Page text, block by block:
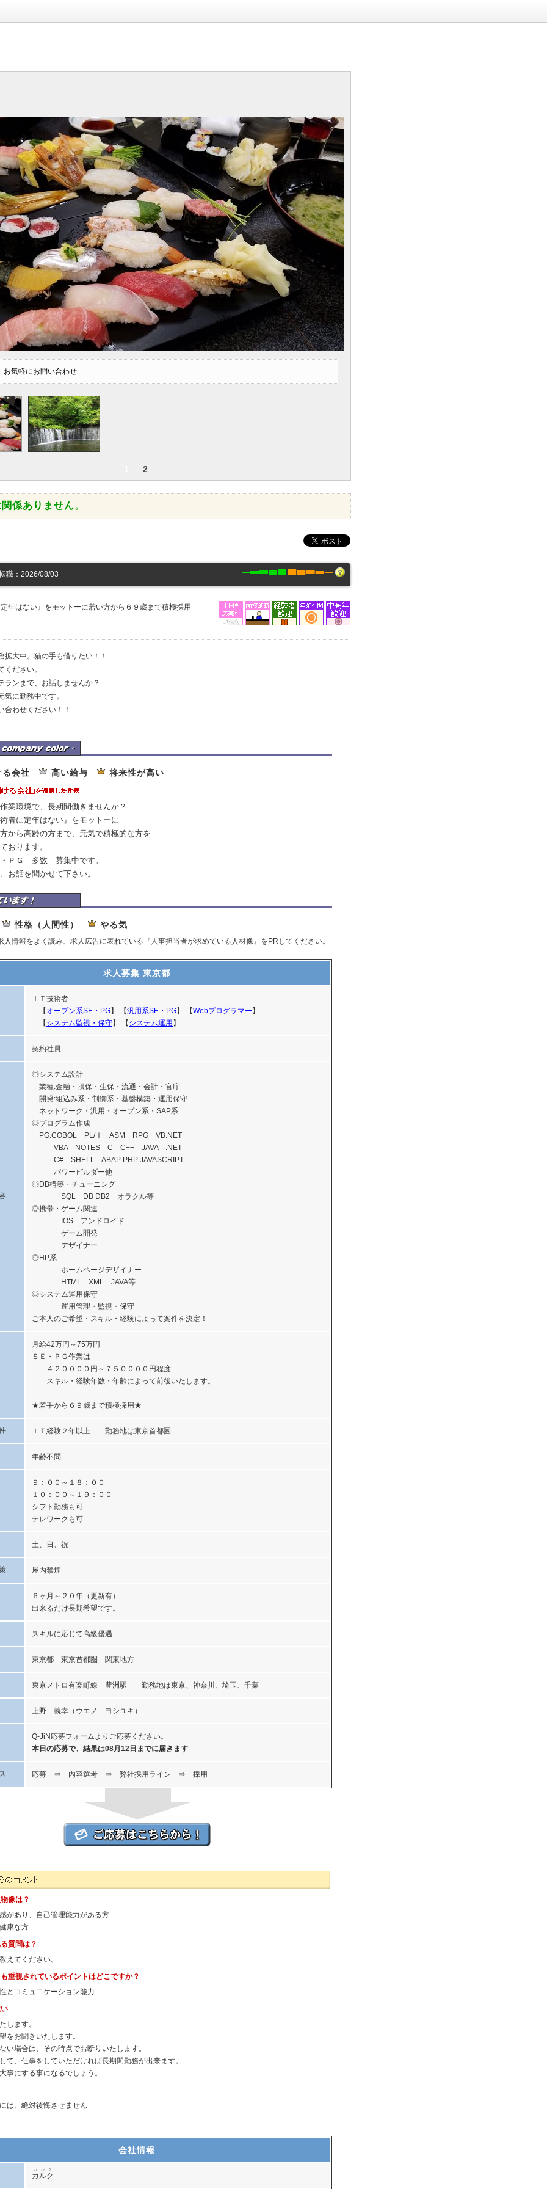
気軽にお問い合わせ
2
関係ありません。
職：2026/08/03
年はない』をモットーに若い方から６９歳まで積極採用
拡大中。猫の手も借りたい！！
ください。
ランまで、お話しませんか？
気に勤務中です。
合わせください！！
る会社 高い給与 将来性が高い
業環境で、長期間働きませんか？
術者に定年はない』をモットーに
から高齢の方まで、元気で積極的な方を
おります。
・ＰＧ 多数 募集中です。
お話を聞かせて下さい。
ています
性格（人間性） やる気
情報をよく読み、求人広告に表れている『人事担当者が求めている人材像』をPRしてください。
求人募集 東京都
ＩＴ技術者
【 オープン系SE・PG】 【汎用系SE・PG】 【Webプログラマー 】
【 システム監視・保守】 【 システム運用 】
契約社員
◎システム設計
業種:金融・損保・生保・流通・会計・官庁
開発:組込み系・制御系・基盤構築・運用保守
ネットワーク・汎用・オープン系・SAP系
◎プログラム作成
PG:COBOL PL/Ⅰ ASM RPG VB.NET
VBA NOTES C C++ JAVA .NET
C# SHELL ABAP PHP JAVASCRIPT
パワービルダー他
◎DB構築・チューニング
SQL DB DB2 オラクル等
◎携帯・ゲーム関連
IOS アンドロイド
ゲーム開発
デザイナー
◎HP系
ホームページデザイナー
HTML XML JAVA等
◎システム運用保守
運用管理・監視・保守
ご本人のご希望・スキル・経験によって案件を決定！
月給42万円～75万円
ＳＥ・ＰＧ作業は
４２００００円～７５００００円程度
スキル・経験年数・年齢によって前後いたします。
★若手から６９歳まで積極採用★
ＩＴ経験２年以上 勤務地は東京首都圏
年齢不問
９：００～１８：００
１０：００～１９：００
シフト勤務も可
テレワークも可
土、日、祝
屋内禁煙
６ヶ月～２０年（更新有）
出来るだけ長期希望です。
スキルに応じて高級優遇
東京都 東京首都圏 関東地方
東京メトロ有楽町線 豊洲駅 勤務地は東京、神奈川、埼玉、千葉
上野 義幸（ウエノ ヨシユキ）
Q-JiN応募フォームよりご応募ください。
本日の応募で、結果は08月12日までに届きます
応募 ⇒ 内容選考 ⇒ 弊社採用ライン ⇒ 採用
像は？
があり、自己管理能力がある方
康な方
質問は？
えてください。
重視されているポイントはどこですか？
とコミュニケーション能力
します。
をお聞きいたします。
い場合は、その時点でお断りいたします。
て、仕事をしていただければ長期間勤務が出来ます。
事にする事になるでしょう。
は、絶対後悔させません
会社情報
カルク
カルク